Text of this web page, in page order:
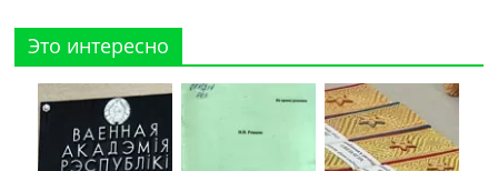
Это интересно